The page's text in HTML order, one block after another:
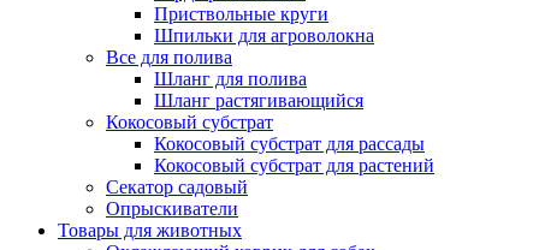
Приствольные круги
Шпильки для агроволокна
Все для полива
Шланг для полива
Шланг растягивающийся
Кокосовый субстрат
Кокосовый субстрат для рассады
Кокосовый субстрат для растений
Секатор садовый
Опрыскиватели
Товары для животных